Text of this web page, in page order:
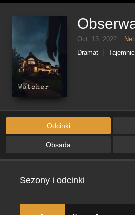
Oct. 13, 2022
Dramat
Odcinki
Obsada
Sezony i odcinki